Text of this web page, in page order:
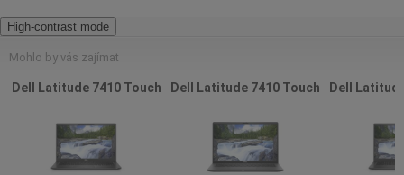
High-contrast mode
Mohlo by vás zajímat
Dell Latitude 7410 Touch Dell Latitude 7410 Touch Dell